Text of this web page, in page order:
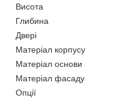
Висота
Глибина
Двері
Матеріал корпусу
Матеріал основи
Матеріал фасаду
Опції